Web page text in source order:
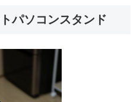
パソコンスタンド